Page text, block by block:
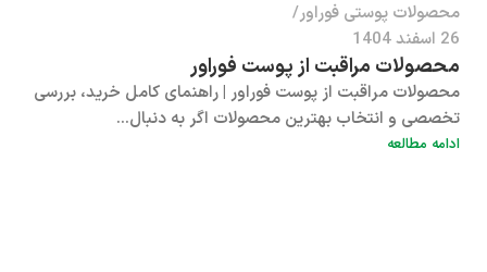
محصولات پوستی فوراور
26 اسفند 1404
محصولات مراقبت از پوست فوراور
محصولات مراقبت از پوست فوراور | راهنمای کامل خرید، بررسی
تخصصی و انتخاب بهترین محصولات اگر به دنبال...
ادامه مطالعه